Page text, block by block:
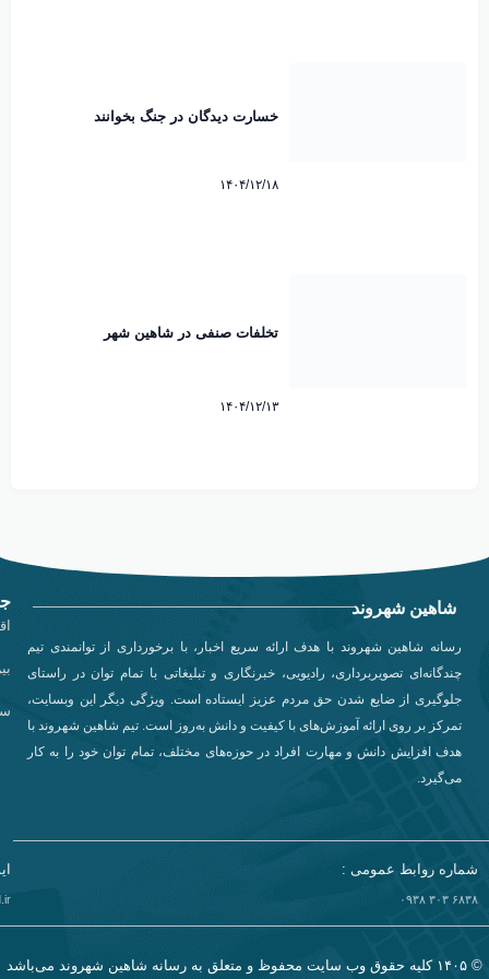
خسارت دیدگان در جنگ بخوانند
۱۴۰۴/۱۲/۱۸
تخلفات صنفی در شاهین شهر
۱۴۰۴/۱۲/۱۳
شاهین شهروند
رسانه شاهین شهروند با هدف ارائه سریع اخبار، با برخورداری از توانمندی تیم
چندگانه‌ای تصویربرداری، رادیویی، خبرنگاری و تبلیغاتی با تمام توان در راستای
جلوگیری از ضایع شدن حق مردم عزیز ایستاده است. ویژگی دیگر این وبسایت،
تمرکز بر روی ارائه آموزش‌های با کیفیت و دانش به‌روز است. تیم شاهین شهروند با
هدف افزایش دانش و مهارت افراد در حوزه‌های مختلف، تمام توان خود را به کار
می‌گیرد.
شماره روابط عمومی :
۶۸۳۸ ۳۰۳ ۰۹۳۸​
© ۱۴۰۵ کلیه حقوق وب سایت محفوظ و متعلق به رسانه شاهین شهروند می‌باشد